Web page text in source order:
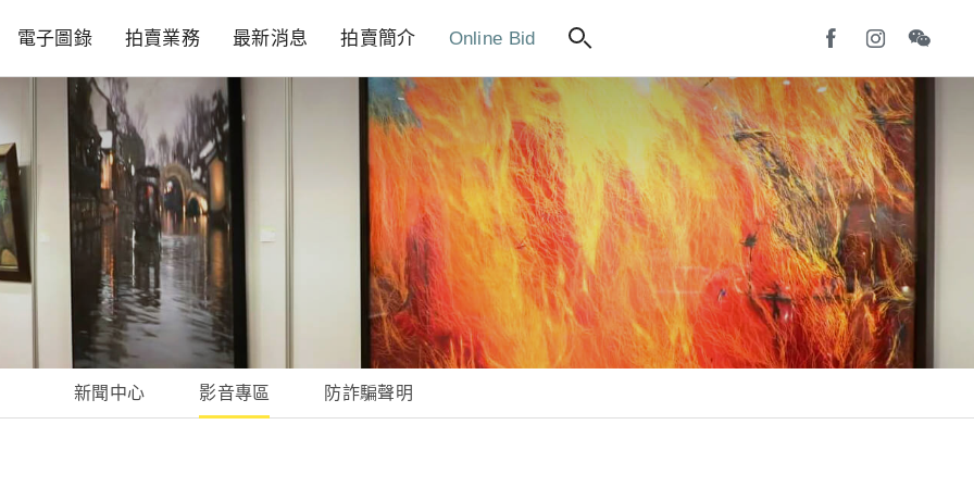
電子圖錄 拍賣業務 最新消息 拍賣簡介 Online Bid
新聞中心 影音專區 防詐騙聲明